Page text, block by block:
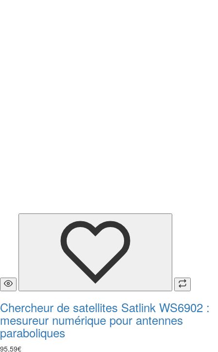
Chercheur de satellites Satlink WS6902 :
mesureur numérique pour antennes
paraboliques
95,59€